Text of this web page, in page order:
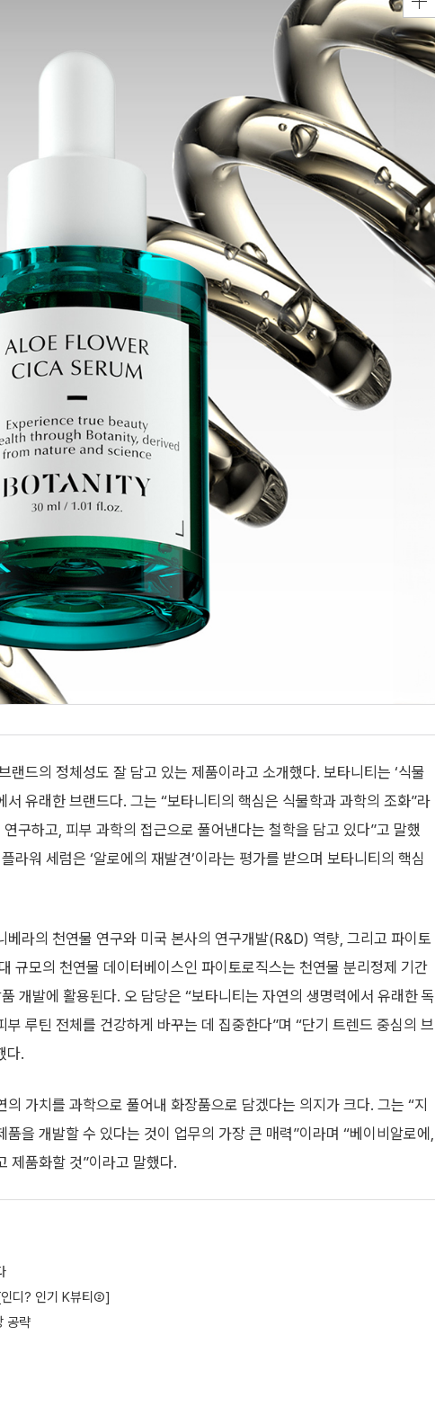
드의 정체성도 잘 담고 있는 제품이라고 소개했다. 보타니티는 ‘식물
유래한 브랜드다. 그는 “보타니티의 핵심은 식물학과 과학의 조화”라
구하고, 피부 과학의 접근으로 풀어낸다는 철학을 담고 있다”고 말했
라워 세럼은 ‘알로에의 재발견’이라는 평가를 받으며 보타니티의 핵심
라의 천연물 연구와 미국 본사의 연구개발(R&D) 역량, 그리고 파이토
모의 천연물 데이터베이스인 파이토로직스는 천연물 분리정제 기간
개발에 활용된다. 오 담당은 “보타니티는 자연의 생명력에서 유래한 독
루틴 전체를 건강하게 바꾸는 데 집중한다”며 “단기 트렌드 중심의 브
다.
가치를 과학으로 풀어내 화장품으로 담겠다는 의지가 크다. 그는 “지
을 개발할 수 있다는 것이 업무의 가장 큰 매력”이라며 “베이비알로에,
제품화할 것”이라고 말했다.
인디? 인기 K뷰티②]
공략